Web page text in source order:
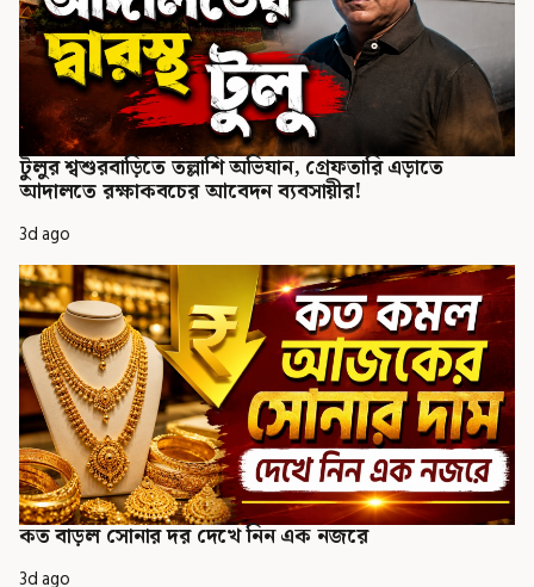
টুলুর শ্বশুরবাড়িতে তল্লাশি অভিযান, গ্রেফতারি এড়াতে
আদালতে রক্ষাকবচের আবেদন ব্যবসায়ীর!
3d ago
কত বাড়ল সোনার দর দেখে নিন এক নজরে
3d ago